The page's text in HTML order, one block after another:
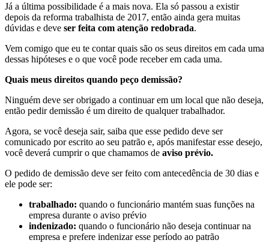
Já a última possibilidade é a mais nova. Ela só passou a existir
depois da reforma trabalhista de 2017, então ainda gera muitas
dúvidas e deve ser feita com atenção redobrada.
Vem comigo que eu te contar quais são os seus direitos em cada uma
dessas hipóteses e o que você pode receber em cada uma.
Quais meus direitos quando peço demissão?
Ninguém deve ser obrigado a continuar em um local que não deseja,
então pedir demissão é um direito de qualquer trabalhador.
Agora, se você deseja sair, saiba que esse pedido deve ser
comunicado por escrito ao seu patrão e, após manifestar esse desejo,
você deverá cumprir o que chamamos de aviso prévio.
O pedido de demissão deve ser feito com antecedência de 30 dias e
ele pode ser:
trabalhado: quando o funcionário mantém suas funções na
empresa durante o aviso prévio
indenizado: quando o funcionário não deseja continuar na
empresa e prefere indenizar esse período ao patrão